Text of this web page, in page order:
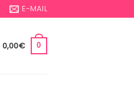
E-MAIL
0,00€ 0